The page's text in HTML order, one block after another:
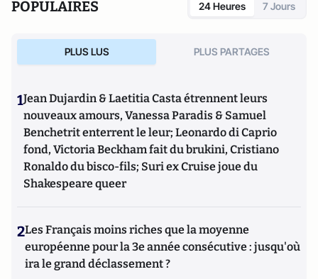
POPULAIRES 24 Heures 7 Jours
PLUS LUS PLUS PARTAGES
1Jean Dujardin & Laetitia Casta étrennent leurs
nouveaux amours, Vanessa Paradis & Samuel
Benchetrit enterrent le leur; Leonardo di Caprio
fond, Victoria Beckham fait du brukini, Cristiano
Ronaldo du bisco-fils; Suri ex Cruise joue du
Shakespeare queer
2Les Français moins riches que la moyenne
européenne pour la 3e année consécutive : jusqu'où
ira le grand déclassement ?